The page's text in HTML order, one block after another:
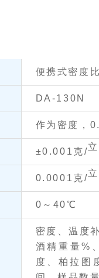
便携式密度
DA-130N
作为密度，
±0.001克/
0.0001克/
0～40℃
密度、温度
酒精重量%
度、柏拉图